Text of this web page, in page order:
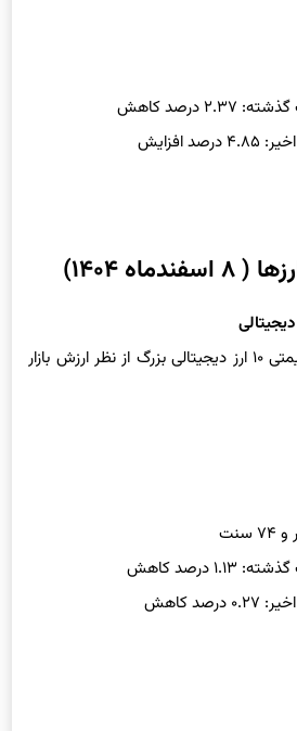
۱۴۰۴)
این رده حاوی تغییرات قیمتی ۱۰ ارز دیجیتالی بزرگ از نظر ارزش بازار
کاهش